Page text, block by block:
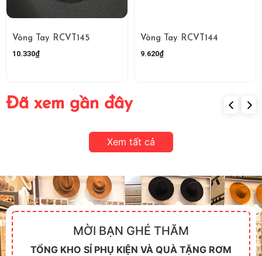
Vòng Tay RCVT145
10.330₫
Vòng Tay RCVT144
9.620₫
Đã xem gần đây
Xem tất cả
MỜI BẠN GHÉ THĂM
TỔNG KHO SỈ PHỤ KIỆN VÀ QUÀ TẶNG RƠM